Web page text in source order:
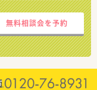
無料相談会を予約